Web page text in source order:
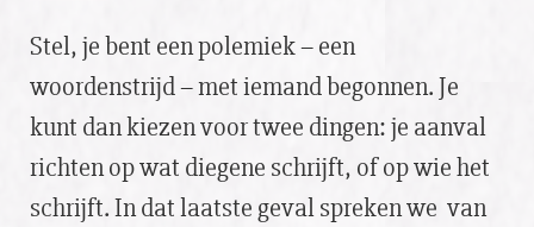
Stel, je bent een polemiek – een
woordenstrijd – met iemand begonnen. Je
kunt dan kiezen voor twee dingen: je aanval
richten op wat diegene schrijft, of op wie het
schrijft. In dat laatste geval spreken we van